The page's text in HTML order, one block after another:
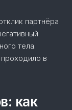
партнёра
тела.
в
как